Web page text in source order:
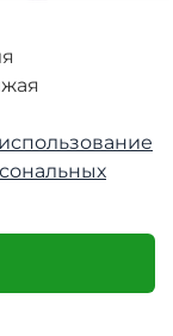
Skin X Pro
5G от Dux